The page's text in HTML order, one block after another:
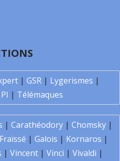
| GSR| Lygerismes |
PI | Télémaques
| Carathéodory| Chomsky|
Fraïssé | Galois | Kornaros |
| Vincent | Vinci | Vivaldi |